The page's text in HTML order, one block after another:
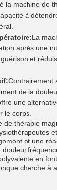
la machine de
à
La
après une
et
Contrairement
de la
une
le corps.
de thérapie
et une
en
cherche à